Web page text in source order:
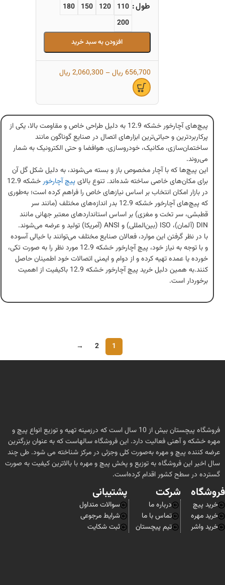
طول 110
120
150
180
200
افزودن به سبد خرید
656,700 ریال–
2,060,300 ریال
پیچ‌های آچارخور خشکه 12.9 به دلیل طراحی خاص و مقاومت بالا، یکی از
پرکاربردترین و حیاتی‌ترین ابزارهای اتصال در صنایع گوناگون مانند
ساختمان‌سازی، مکانیک، خودروسازی، هوافضا و حتی الکترونیک به شمار
می‌روند.
این پیچ‌ها که با آچار مخصوص باز و بسته می‌شوند، به دلیل شکل گل آن
برای مکان‌های خاصی ساخته شده‌اند. تنوع بالایپیچ آچارخور
خشکه 12.9
در بازار امکان انتخاب بر اساس نیازهای خاص را فراهم کرده است؛ به‌طوری
که پیچ‌های آچارخور خشکه 12.9 بدر اندازه‌های مختلف (مانند سر
قطبشی، سر تخت و مغزی) بر اساس استانداردهای معتبر جهانی مانند
DIN (آلمان)، ISO (بین‌المللی) و ANSI (آمریکا) تولید و عرضه می‌شوند.
با در نظر گرفتن این موارد، فعالان صنایع مختلف می‌توانند با خیالی آسوده
و با توجه به نیاز خود، پیچ آچارخور خشکه 12.9 مورد نظر را به صورت تکی،
خورده یا عمده تهیه کرده و از دوام و ایمنی اتصالات خود اطمینان حاصل
کنند.به همین دلیل خرید پیچ آچارخور خشکه 12.9 باکیفیت از اهمیت
برخوردار است.
1
2
→
فروشگاه پیچستان بیش از 10 سال است که درزمینه تهیه و توزیع انواع پیچ و
مهره خشکه و آهنی فعالیت دارد. این فروشگاه سالهاست که به عنوان بزرگترین
عرضه کننده پیچ و مهره به‌صورت کلی وجزئی در مرکز شناخته می شود. طی چند
سال اخیر این فروشگاه به توزیع و پخش پیچ و مهره با بالاترین کیفیت به صورت
گسترده در سطح کشور اقدام کرده‌است.
فروشگاه
خرید پیچ
خرید مهره
خرید واشر
شرکت
درباره ما
تماس با ما
تیم پیچستان
پشتیبانی
سوالات متداول
شرایط مرجوعی
ثبت شکایت